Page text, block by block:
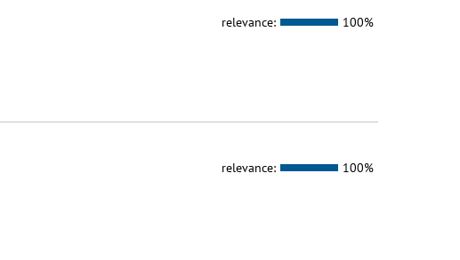
relevance: 100%
relevance: 100%